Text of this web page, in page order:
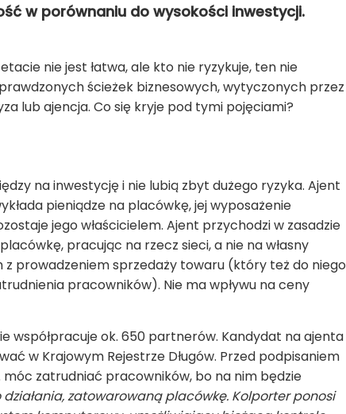
w porównaniu do wysokości inwestycji.
nie jest łatwa, ale kto nie ryzykuje, ten nie
ścieżek biznesowych, wytyczonych przez
lub ajencja. Co się kryje pod tymi pojęciami?
na inwestycję i nie lubią zbyt dużego ryzyka. Ajent
pieniądze na placówkę, jej wyposażenie
jego właścicielem. Ajent przychodzi w zasadzie
pracując na rzecz sieci, a nie na własny
z prowadzeniem sprzedaży towaru (który też do niego
pracowników). Nie ma wpływu na ceny
współpracuje ok. 650 partnerów. Kandydat na ajenta
w Krajowym Rejestrze Długów. Przed podpisaniem
móc zatrudniać pracowników, bo na nim będzie
zatowarowaną placówkę. Kolporter ponosi